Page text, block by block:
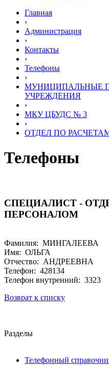
Главная
›
Администрация
›
Контакты
›
Телефоны
›
МУНИЦИПАЛЬНЫЕ
УЧРЕЖДЕНИЯ
›
МКУ ЦБУДС № 3
›
ОТДЕЛ ПО
Телефоны
СПЕЦИАЛИСТ -
ПЕРСОНАЛОМ
Фамилия: МИНГАЛЕЕВА
Имя: ОЛЬГА
Отчество: АНДРЕЕВНА
Телефон: 428134
Телефон внутренний: 3323
Возврат к списку
Разделы
Телефонный